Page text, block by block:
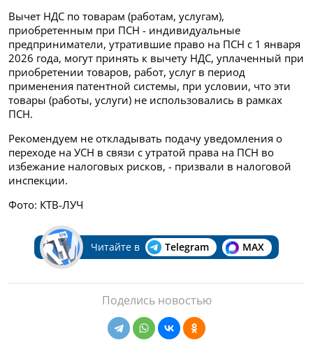
Вычет НДС по товарам (работам, услугам),
приобретенным при ПСН - индивидуальные
предприниматели, утратившие право на ПСН с 1 января
2026 года, могут принять к вычету НДС, уплаченный при
приобретении товаров, работ, услуг в период
применения патентной системы, при условии, что эти
товары (работы, услуги) не использовались в рамках
ПСН.
Рекомендуем не откладывать подачу уведомления о
переходе на УСН в связи с утратой права на ПСН во
избежание налоговых рисков, - призвали в налоговой
инспекции.
Фото: КТВ-ЛУЧ
Читайте в Telegram MAX
Поделись новостью